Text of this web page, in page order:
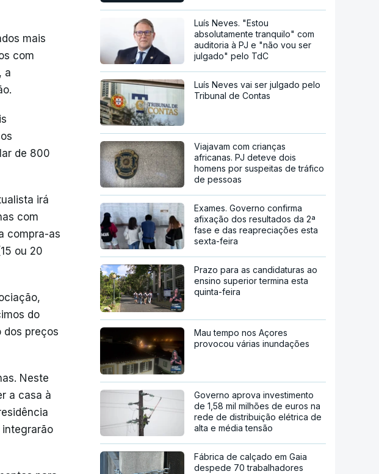
mais
com
a
de 800
irá
com
compra-as
ou 20
do
dos preços
Neste
a casa à
integrarão
Luís Neves. "Estou
absolutamente tranquilo" com
auditoria à PJ e "não vou ser
julgado" pelo TdC
Luís Neves vai ser julgado pelo
Tribunal de Contas
Viajavam com crianças
africanas. PJ deteve dois
homens por suspeitas de tráfico
de pessoas
Exames. Governo confirma
afixação dos resultados da 2ª
fase e das reapreciações esta
sexta-feira
Prazo para as candidaturas ao
ensino superior termina esta
quinta-feira
Mau tempo nos Açores
provocou várias inundações
Governo aprova investimento
de 1,58 mil milhões de euros na
rede de distribuição elétrica de
alta e média tensão
Fábrica de calçado em Gaia
despede 70 trabalhadores